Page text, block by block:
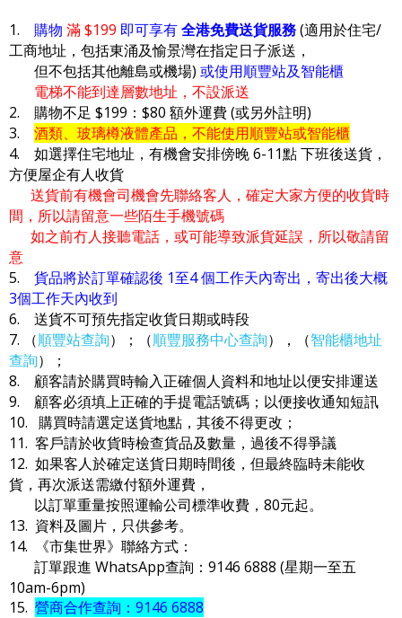
1. 購物 滿 $199 即可享有全港免費送貨服務(適用於住宅/
工商地址，包括東涌及愉景灣在指定日子派送，
但不包括其他離島或機場) 或使用順豐站及智能櫃
電梯不能到達層數地址，不設派送
2. 購物不足 $199：$80 額外運費 (或另外註明)
3. 酒類、玻璃樽液體產品，不能使用順豐站或智能櫃
4. 如選擇住宅地址，有機會安排傍晚 6-11點 下班後送貨，
方便屋企有人收貨
送貨前有機會司機會先聯絡客人，確定大家方便的收貨時
間，所以請留意一些陌生手機號碼
如之前冇人接聽電話，或可能導致派貨延誤，所以敬請留
意
5. 貨品將於訂單確認後 1至4 個工作天內寄出，寄出後大概
3個工作天內收到
6. 送貨不可預先指定收貨日期或時段
7. （順豐站查詢）；（順豐服務中心查詢），（智能櫃地址
查詢）；
8. 顧客請於購買時輸入正確個人資料和地址以便安排運送
9. 顧客必須填上正確的手提電話號碼；以便接收通知短訊
10. 購買時請選定送貨地點，其後不得更改；
11. 客戶請於收貨時檢查貨品及數量，過後不得爭議
12. 如果客人於確定送貨日期時間後，但最終臨時未能收
貨，再次派送需繳付額外運費，
以訂單重量按照運輸公司標準收費，80元起。
13. 資料及圖片，只供參考。
14. 《市集世界》聯絡方式：
訂單跟進 WhatsApp查詢：9146 6888 (星期一至五
10am-6pm)
15. 營商合作查詢：9146 6888